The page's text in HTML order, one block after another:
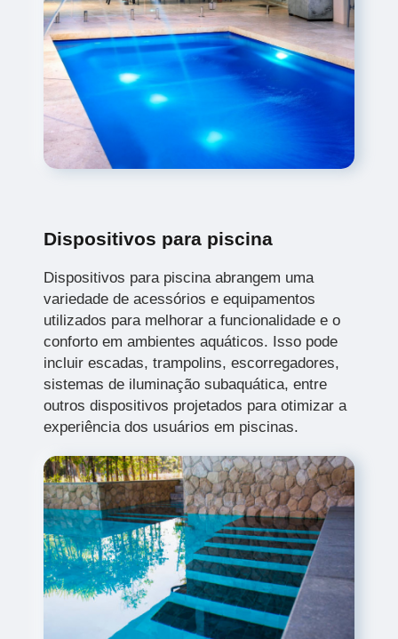
Dispositivos para piscina
Dispositivos para piscina abrangem uma
variedade de acessórios e equipamentos
utilizados para melhorar a funcionalidade e o
conforto em ambientes aquáticos. Isso pode
incluir escadas, trampolins, escorregadores,
sistemas de iluminação subaquática, entre
outros dispositivos projetados para otimizar a
experiência dos usuários em piscinas.